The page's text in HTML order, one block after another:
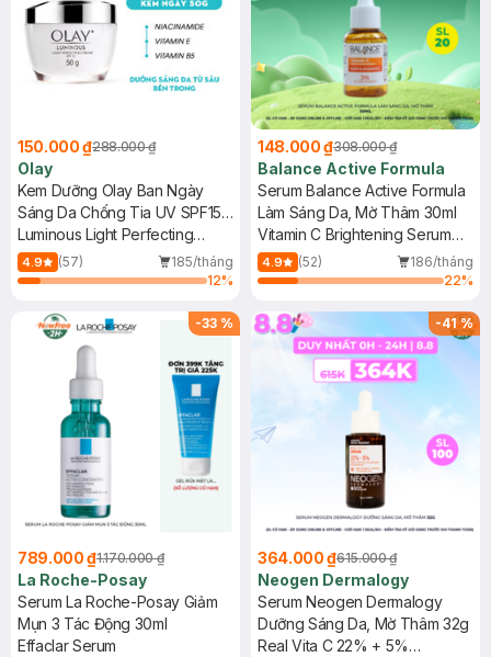
150.000 ₫288.000 ₫
Olay
Kem Dưỡng Olay Ban Ngày
Sáng Da Chống Tia UV SPF15
50g
Luminous Light Perfecting
Cream
4.9 (57)
185/tháng
12%
148.000 ₫308.000 ₫
Balance Active Formula
Serum Balance Active Formula
Làm Sáng Da, Mờ Thâm 30ml
Vitamin C Brightening Serum
Glow & Radiance
4.9 (52)
186/tháng
22%
-33 %
789.000 ₫1.170.000 ₫
La Roche-Posay
Serum La Roche-Posay Giảm
Mụn 3 Tác Động 30ml
Effaclar Serum
-41%
364.000 ₫615.000 ₫
Neogen Dermalogy
Serum Neogen Dermalogy
Dưỡng Sáng Da, Mờ Thâm 32g
Real Vita C 22% + 5%